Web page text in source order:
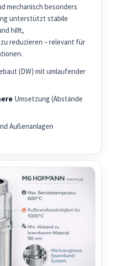
mechanisch besonders
unterstützt stabile
hilft,
reduzieren – relevant für
(DW) mit umlaufender
Umsetzung (Abstände
Außenanlagen